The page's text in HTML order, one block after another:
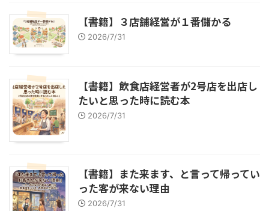
【書籍】３店舗経営が１番儲かる
2026/7/31
【書籍】飲食店経営者が2号店を出店し
たいと思った時に読む本
2026/7/31
【書籍】また来ます、と言って帰ってい
った客が来ない理由
2026/7/31